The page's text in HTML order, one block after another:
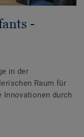
-
in der
Raum für
Innovationen durch